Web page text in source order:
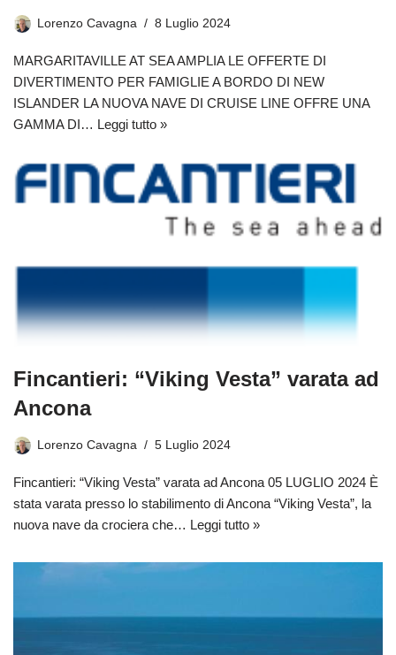
Lorenzo Cavagna 8 Luglio 2024
MARGARITAVILLE AT SEA AMPLIA LE OFFERTE DI
DIVERTIMENTO PER FAMIGLIE A BORDO DI NEW
ISLANDER LA NUOVA NAVE DI CRUISE LINE OFFRE UNA
GAMMA DI… Leggi tutto »
Fincantieri: “Viking Vesta” varata ad
Ancona
Lorenzo Cavagna 5 Luglio 2024
Fincantieri: “Viking Vesta” varata ad Ancona 05 LUGLIO 2024 È
stata varata presso lo stabilimento di Ancona “Viking Vesta”, la
nuova nave da crociera che… Leggi tutto »